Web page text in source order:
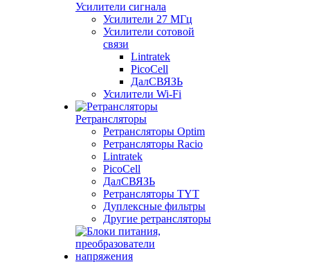
Усилители сигнала
Усилители 27 МГц
Усилители сотовой
связи
Lintratek
PicoCell
ДалСВЯЗЬ
Усилители Wi-Fi
Ретрансляторы
Ретрансляторы Optim
Ретрансляторы Racio
Lintratek
PicoCell
ДалСВЯЗЬ
Ретрансляторы TYT
Дуплексные фильтры
Другие ретрансляторы